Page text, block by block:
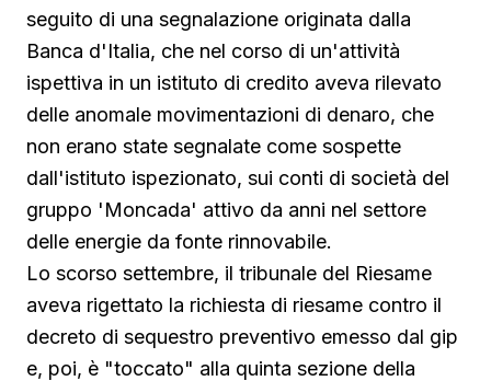
seguito di una segnalazione originata dalla
Banca d'Italia, che nel corso di un'attività
ispettiva in un istituto di credito aveva rilevato
delle anomale movimentazioni di denaro, che
non erano state segnalate come sospette
dall'istituto ispezionato, sui conti di società del
gruppo 'Moncada' attivo da anni nel settore
delle energie da fonte rinnovabile.
Lo scorso settembre, il tribunale del Riesame
aveva rigettato la richiesta di riesame contro il
decreto di sequestro preventivo emesso dal gip
e, poi, è "toccato" alla quinta sezione della